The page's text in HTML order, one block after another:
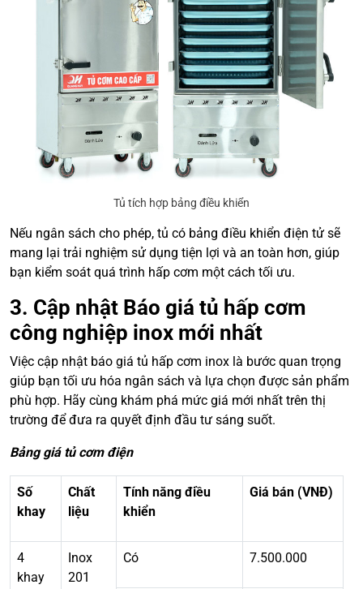
Tủ tích hợp bảng điều khiển
Nếu ngân sách cho phép, tủ có bảng điều khiển điện tử sẽ
mang lại trải nghiệm sử dụng tiện lợi và an toàn hơn, giúp
bạn kiểm soát quá trình hấp cơm một cách tối ưu.
3. Cập nhật Báo giá tủ hấp cơm
công nghiệp inox mới nhất
Việc cập nhật báo giá tủ hấp cơm inox là bước quan trọng
giúp bạn tối ưu hóa ngân sách và lựa chọn được sản phẩm
phù hợp. Hãy cùng khám phá mức giá mới nhất trên thị
trường để đưa ra quyết định đầu tư sáng suốt.
Bảng giá tủ cơm điện
Số
khay
Chất
liệu
Tính năng điều
khiển
Giá bán (VNĐ)
4
khay
Inox
201
Có 7.500.000